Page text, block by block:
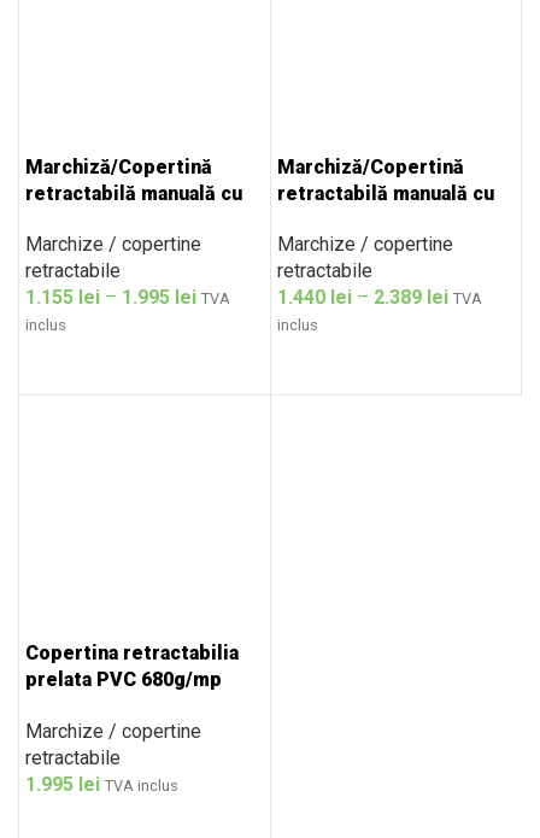
Marchiză/Copertină
retractabilă manuală cu
Marchize / copertine
retractabile
1.155 lei – 1.995 lei TVA
inclus
Marchiză/Copertină
retractabilă manuală cu
Marchize / copertine
retractabile
1.440 lei – 2.389 lei TVA
inclus
Copertina retractabilia
prelata PVC 680g/mp
Marchize / copertine
retractabile
1.995 lei TVA inclus